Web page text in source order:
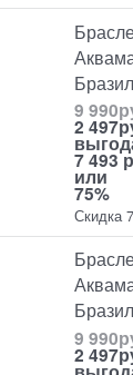
9 990
2 497
7 493
или
75%
Скидка
9 990
2 497